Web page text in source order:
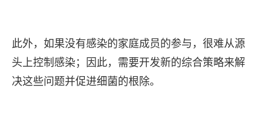
此外，如果没有感染的家庭成员的参与，很难从源
头上控制感染；因此，需要开发新的综合策略来解
决这些问题并促进细菌的根除。